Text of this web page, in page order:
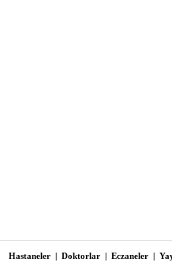
Hastaneler | Doktorlar | Eczaneler |